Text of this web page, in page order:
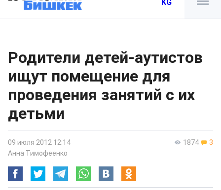
KG
Родители детей-аутистов
ищут помещение для
проведения занятий с их
детьми
1874 3
09 июля 2012 12:14
Анна Тимофеенко